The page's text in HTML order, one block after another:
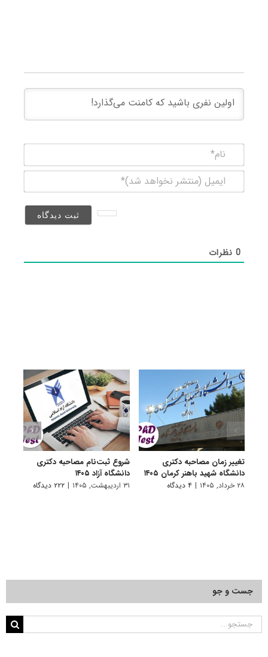
(منتشر
0نظرات
تغییر زمان مصاحبه دکتری
دانشگاه شهید باهنر کرمان ۱۴۰۵
۲۸ خرداد, ۱۴۰۵ | ۴ دیدگاه
شروع ثبت‌نام مصاحبه دکتری
دانشگاه آزاد ۱۴۰۵
۳۱ اردیبهشت, ۱۴۰۵ | ۲۲۲ دیدگاه
جست و جو
جستجو